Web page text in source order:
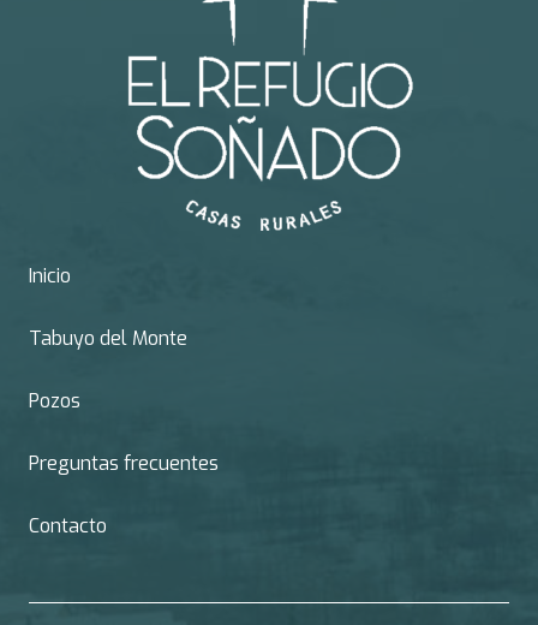
Inicio
Tabuyo del Monte
Pozos
Preguntas frecuentes
Contacto